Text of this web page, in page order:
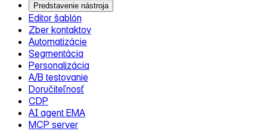
Predstavenie nástroja
Editor šablón
Zber kontaktov
Automatizácie
Segmentácia
Personalizácia
A/B testovanie
Doručiteľnosť
CDP
AI agent EMA
MCP server